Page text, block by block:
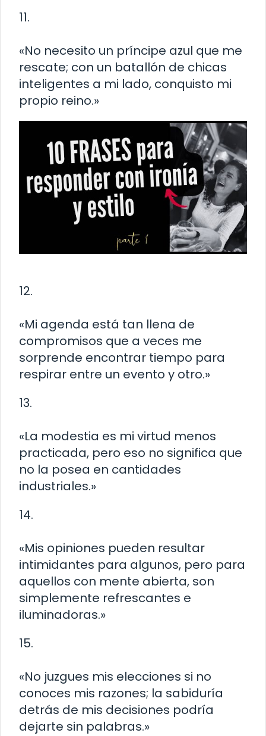
11.
«No necesito un príncipe azul que me
rescate; con un batallón de chicas
inteligentes a mi lado, conquisto mi
propio reino.»
12.
«Mi agenda está tan llena de
compromisos que a veces me
sorprende encontrar tiempo para
respirar entre un evento y otro.»
13.
«La modestia es mi virtud menos
practicada, pero eso no significa que
no la posea en cantidades
industriales.»
14.
«Mis opiniones pueden resultar
intimidantes para algunos, pero para
aquellos con mente abierta, son
simplemente refrescantes e
iluminadoras.»
15.
«No juzgues mis elecciones si no
conoces mis razones; la sabiduría
detrás de mis decisiones podría
dejarte sin palabras.»